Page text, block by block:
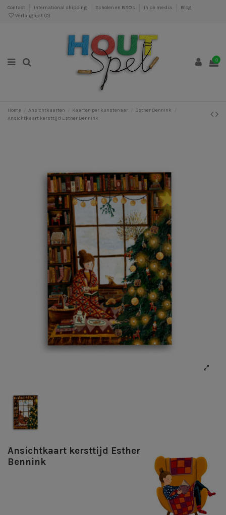
Contact International shipping Scholen en BSO's In de media
Blog
Verlanglijst (0)
0
Home Ansichtkaarten Kaarten per kunstenaar
Esther Bennink
Ansichtkaart kersttijd Esther Bennink
Ansichtkaart kersttijd Esther
Bennink